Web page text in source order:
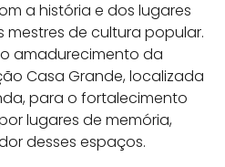
a história e dos lugares
de cultura popular.
amadurecimento da
Casa Grande, localizada
para o fortalecimento
lugares de memória,
desses espaços.